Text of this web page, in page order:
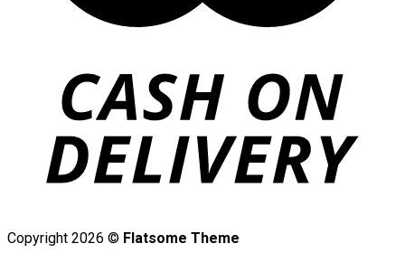
Copyright 2026 © Flatsome Theme